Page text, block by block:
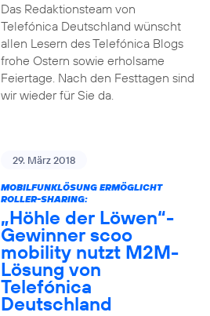
Das Redaktionsteam von
Telefónica Deutschland wünscht
allen Lesern des Telefónica Blogs
frohe Ostern sowie erholsame
Feiertage. Nach den Festtagen sind
wir wieder für Sie da.
29. März 2018
MOBILFUNKLÖSUNG ERMÖGLICHT
ROLLER-SHARING:
„Höhle der Löwen“-
Gewinner scoo
mobility nutzt M2M-
Lösung von
Telefónica
Deutschland